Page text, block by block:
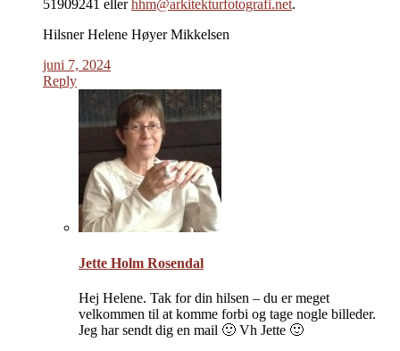
51909241 eller hhm@arkitekturfotografi.net.
Hilsner Helene Høyer Mikkelsen
juni 7, 2024
Reply
Jette Holm Rosendal
Hej Helene. Tak for din hilsen – du er meget
velkommen til at komme forbi og tage nogle billeder.
Jeg har sendt dig en mail 🙂 Vh Jette 🙂